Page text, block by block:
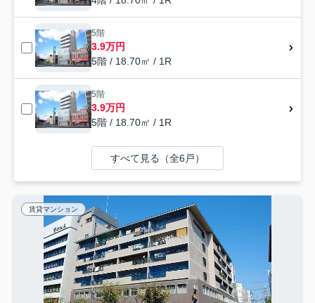
5階
3.9万円
5階 / 18.70㎡ / 1R
5階
3.9万円
5階 / 18.70㎡ / 1R
すべて見る（全6戸）
賃貸マンション